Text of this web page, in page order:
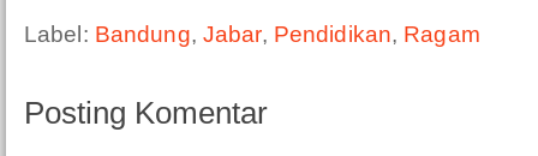
Label: Bandung, Jabar, Pendidikan, Ragam
Posting Komentar